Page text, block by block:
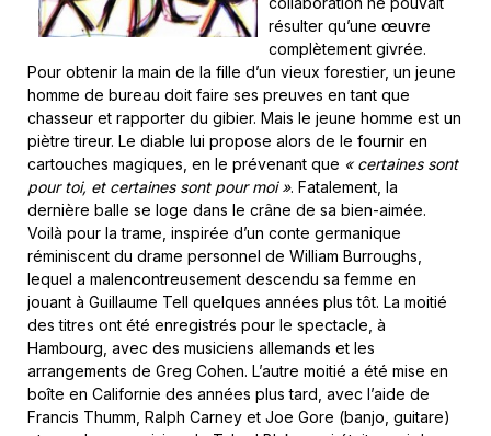
résulter qu’une œuvre
complètement givrée.
Pour obtenir la main de la fille d’un vieux forestier, un jeune
homme de bureau doit faire ses preuves en tant que
chasseur et rapporter du gibier. Mais le jeune homme est un
piètre tireur. Le diable lui propose alors de le fournir en
cartouches magiques, en le prévenant que « certaines sont
pour toi, et certaines sont pour moi ». Fatalement, la
dernière balle se loge dans le crâne de sa bien-aimée.
Voilà pour la trame, inspirée d’un conte germanique
réminiscent du drame personnel de William Burroughs,
lequel a malencontreusement descendu sa femme en
jouant à Guillaume Tell quelques années plus tôt. La moitié
des titres ont été enregistrés pour le spectacle, à
Hambourg, avec des musiciens allemands et les
arrangements de Greg Cohen. L’autre moitié a été mise en
boîte en Californie des années plus tard, avec l’aide de
Francis Thumm, Ralph Carney et Joe Gore (banjo, guitare)